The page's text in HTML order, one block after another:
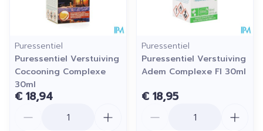
Puressentiel
Puressentiel Verstuiving
Cocooning Complexe
30ml
€ 18,94
Puressentiel
Puressentiel Verstuiving
Adem Complexe Fl 30ml
€ 18,95